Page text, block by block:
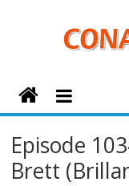
Conan
News
Episode
Brett